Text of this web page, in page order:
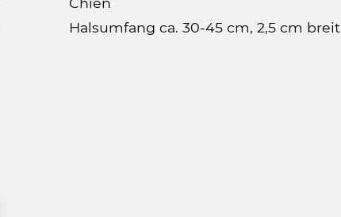
Halsumfang ca. 30-45 cm, 2,5 cm breit